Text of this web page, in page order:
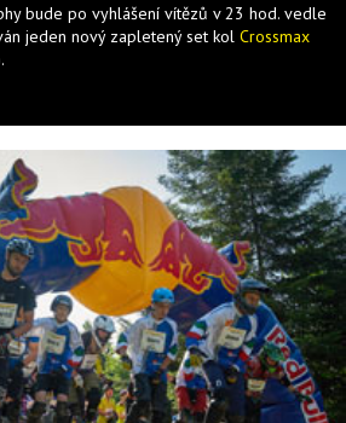
bude po vyhlášení vítězů v 23 hod. vedle
jeden nový zapletený set kol Crossmax